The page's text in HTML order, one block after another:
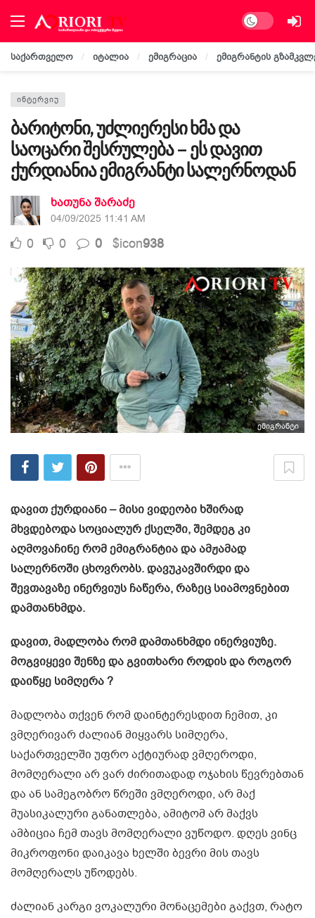
Dark mode
საქართველო იტალია ემიგრაცია ემიგრანტის
ᲘᲜᲢᲔᲠᲕᲘᲣ
ბარიტონი, უძლიერესი ხმა და
საოცარი შესრულება – ეს დავით
ქურდიანია ემიგრანტი სალერნოდან
ხათუნა შარაძე
04/09/2025 11:41 AM
0 0 0 $icon938
ემიგრანტი
დავით ქურდიანი – მისი ვიდეობი ხშირად
მხვდებოდა სოციალურ ქსელში, შემდეგ კი
აღმოვაჩინე რომ ემიგრანტია და ამჟამად
სალერნოში ცხოვრობს. დავუკავშირდი და
შევთავაზე ინერვიუს ჩაწერა, რაზეც სიამოვნებით
დამთანხმდა.
დავით, მადლობა რომ დამთანხმდი ინერვიუზე.
მოგვიყევი შენზე და გვითხარი როდის და როგორ
დაიწყე სიმღერა ?
მადლობა თქვენ რომ დაინტერესდით ჩემით, კი
ვმღერივარ ძალიან მიყვარს სიმღერა,
საქართველში უფრო აქტიურად ვმღეროდი,
მომღერალი არ ვარ ძირითადად ოჯახის წევრებთან
და ან სამეგობრო წრეში ვმღეროდი, არ მაქ
მუასიკალური განათლება, ამიტომ არ მაქვს
ამბიცია ჩემ თავს მომღერალი ვუწოდო. დღეს ვინც
მიკროფონი დაიკავა ხელში ბევრი მის თავს
მომღერალს უწოდებს.
ძალიან კარგი ვოკალური მონაცემები გაქვთ, რატო